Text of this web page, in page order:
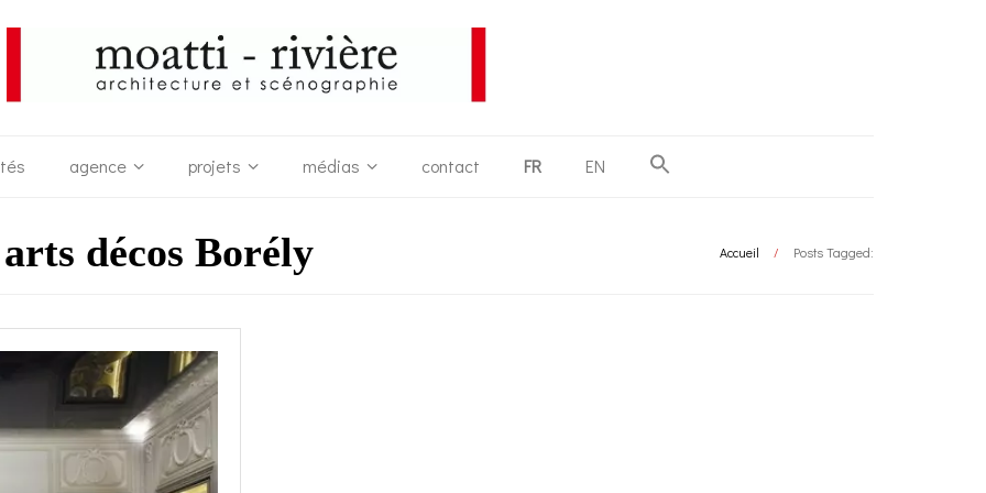
agence projets médias contact FR EN
décos Borély Accueil / Posts Tagged: